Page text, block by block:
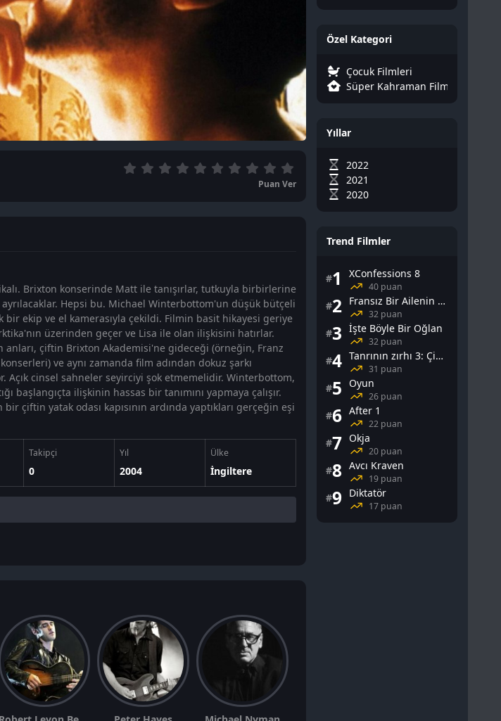
Puan Ver
Brixton konserinde Matt ile tanışırlar, tutkuyla birbirlerine
Hepsi bu. Michael Winterbottom'un düşük bütçeli
bir ekip ve el kamerasıyla çekildi. Filmin basit hikayesi geriye
üzerinden geçer ve Lisa ile olan ilişkisini hatırlar.
anları, çiftin Brixton Akademisi'ne gideceği (örneğin, Franz
ve aynı zamanda film adından dokuz şarkı
Açık cinsel sahneler seyirciyi şok etmemelidir. Winterbottom,
başlangıçta ilişkinin hassas bir tanımını yapmaya çalışır.
çiftin yatak odası kapısının ardında yaptıkları gerçeğin eşi
Takipçi
0
Yıl
2004
Ülke
İngiltere
Özel Kategori
Çocuk Filmleri
Süper Kahraman Filmleri
Yıllar
2022
2021
2020
Trend Filmler
#1 XConfessions 8
40 puan
#2 Fransız Bir Ailenin Cinsel Yaşamı
32 puan
#3 İşte Böyle Bir Oğlan
32 puan
#4 Tanrının zırhı 3: Çin Falı
31 puan
#5 Oyun
26 puan
#6 After 1
22 puan
#7 Okja
20 puan
#8 Avcı Kraven
19 puan
#9 Diktatör
17 puan